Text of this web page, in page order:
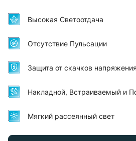
питания. Световой поток 3780 Лм,
Вт, цветовая температура 4000К
призматический рассеиватель.
встроенная защита от скачков
корпус 15 мм, размер 595×595 мм,
накладного, встраиваемого и
Гарантия 24 месяца.
Высокая Светоотдача
Отсутствие Пульсации
Защита от скачков напряжения
Накладной, Встраиваемый и
Мягкий рассеянный свет